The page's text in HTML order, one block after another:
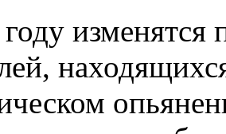
изменятся